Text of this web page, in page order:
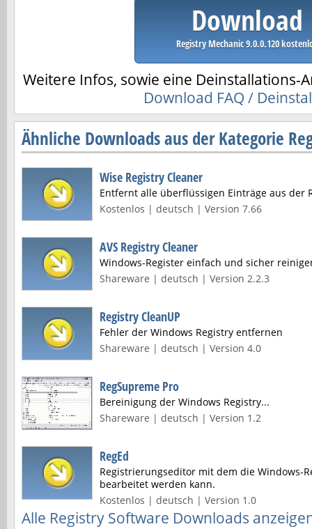
Download
Registry Mechanic 9.0.0.120
Weitere Infos, sowie eine Deinstallations-
Download FAQ /
Ähnliche Downloads aus der Kategorie
Wise Registry Cleaner
Entfernt alle überflüssigen Einträge aus der
Kostenlos | deutsch | Version 7.66
AVS Registry Cleaner
Windows-Register einfach und sicher
Shareware | deutsch | Version 2.2.3
Registry CleanUP
Fehler der Windows Registry entfernen
Shareware | deutsch | Version 4.0
RegSupreme Pro
Bereinigung der Windows Registry...
Shareware | deutsch | Version 1.2
RegEd
Registrierungseditor mit dem die Windows-
bearbeitet werden kann.
Kostenlos | deutsch | Version 1.0
Alle Registry Software Downloads